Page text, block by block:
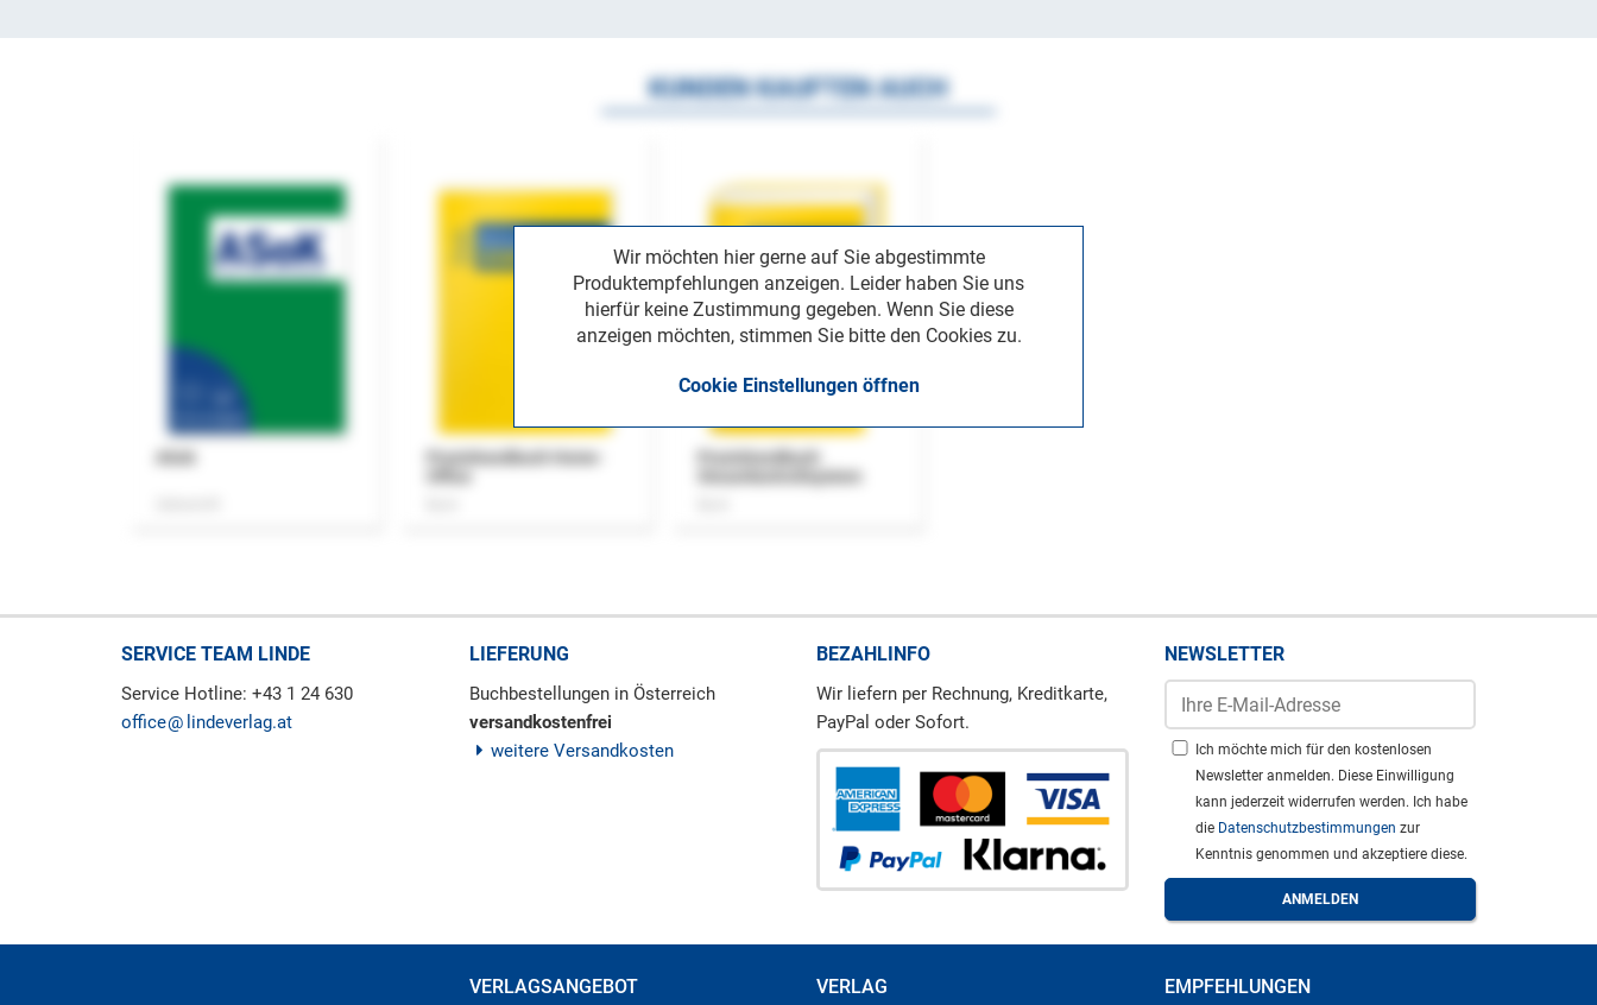
Wir möchten hier gerne auf Sie abgestimmte
Produktempfehlungen anzeigen. Leider haben Sie uns
hierfür keine Zustimmung gegeben. Wenn Sie diese
anzeigen möchten, stimmen Sie bitte den Cookies zu.
Cookie Einstellungen öffnen
KUNDEN KAUFTEN AUCH
Praxishandbuch Home-
Praxishandbuch
SERVICE TEAM LINDE
Service Hotline: +43 1 24 630
office
lindeverlag.at
LIEFERUNG
Buchbestellungen in Österreich
versandkostenfrei
weitere Versandkosten
BEZAHLINFO
Wir liefern per Rechnung, Kreditkarte,
PayPal oder Sofort.
NEWSLETTER
Ich möchte mich für den kostenlosen
Newsletter anmelden. Diese Einwilligung
kann jederzeit widerrufen werden. Ich habe
die Datenschutzbestimmungen zur
Kenntnis genommen und akzeptiere diese.
VERLAGSANGEBOT VERLAG EMPFEHLUNGEN